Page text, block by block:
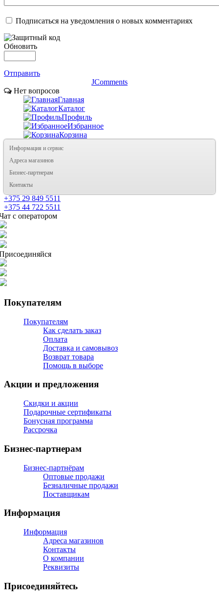
Подписаться на уведомления о новых комментариях
Обновить
Отправить
JComments
Нет вопросов
Главная
Каталог
Профиль
Избранное
Корзина
Информация и сервис
Адреса магазинов
Бизнес-партнерам
Контакты
+375 29 849 5511
+375 44 722 5511
с оператором
Покупателям
Покупателям
Как сделать заказ
Оплата
Доставка и самовывоз
Возврат товара
Помощь в выборе
Акции и предложения
Скидки и акции
Подарочные сертификаты
Бонусная программа
Рассрочка
Бизнес-партнерам
Бизнес-партнёрам
Оптовые продажи
Безналичные продажи
Поставщикам
Информация
Информация
Адреса магазинов
Контакты
О компании
Реквизиты
Присоединяйтесь